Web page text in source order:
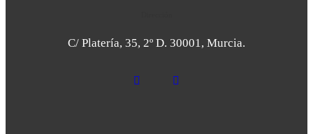
C/ Platería, 35, 2º D. 30001, Murcia.